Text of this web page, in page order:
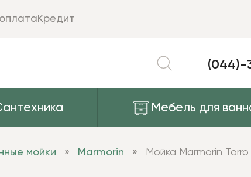
(044)-
Мебель для
Кредит
мойки Marmorin Мойка Marmorin